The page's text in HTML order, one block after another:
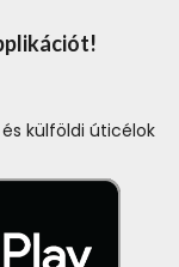
külföldi úticélok